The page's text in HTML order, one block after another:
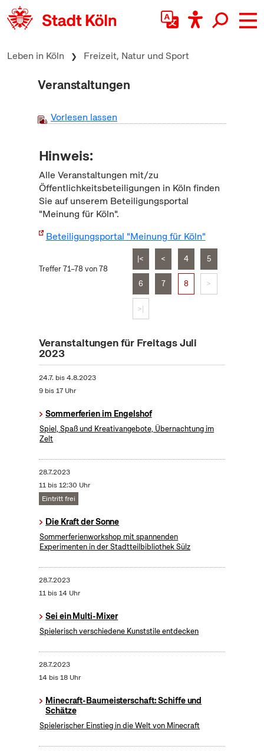
zum Inhalt springen
Leben in Köln Freizeit, Natur und Sport
Veranstaltungen
Vorlesen lassen
Hinweis:
Alle Veranstaltungen mit/zu
Öffentlichkeitsbeteiligungen in Köln finden
Sie auf unserem Beteiligungsportal
"Meinung für Köln".
Beteiligungsportal "Meinung für Köln"
Treffer 71–78 von 78
|< < 4 5
6 7 8 >
>|
Veranstaltungen für Freitags Juli
2023
24.7. bis4.8.2023
9 bis 17 Uhr
Sommerferien im Engelshof
Spiel, Spaß und Kreativangebote, Übernachtung im
Zelt
28.7.2023
11 bis 12:30 Uhr
Eintritt frei
Die Kraft der Sonne
Sommerferienworkshop mit spannenden
Experimenten in der Stadtteilbibliothek Sülz
28.7.2023
11 bis 14 Uhr
Sei ein Multi-Mixer
Spielerisch verschiedene Kunststile entdecken
28.7.2023
14 bis 18 Uhr
Minecraft-Baumeisterschaft: Schiffe und
Schätze
Spielerischer Einstieg in die Welt von Minecraft